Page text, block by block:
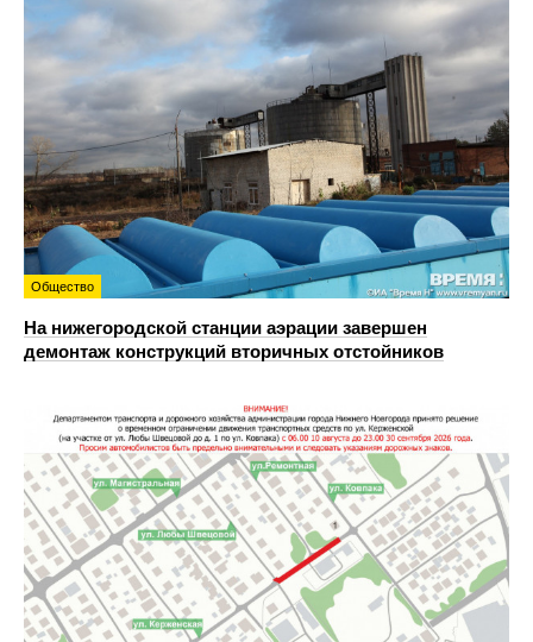
Общество
На нижегородской станции аэрации завершен
демонтаж конструкций вторичных отстойников